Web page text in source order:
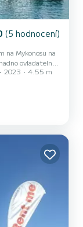
(5 hodnocení)
na Mykonosu na
ovladatelné
rodinné
denní plavby
Naše
úchvatné
což je
2023
4.55 m